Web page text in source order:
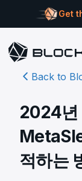
Get
Back to
2024년
적하는